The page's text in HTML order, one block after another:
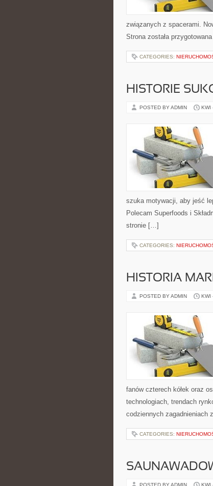
związanych z spacerami.
Strona została
CATEGORIES:
HISTORIE
POSTED BY ADMIN KWI
szuka motywacji, aby jeść
Polecam Superfoods i
stronie […]
CATEGORIES:
HISTORIA
POSTED BY ADMIN KWI
fanów czterech kółek oraz
technologiach, trendach
codziennych zagadnieniach
CATEGORIES:
POSTED BY ADMIN KWI